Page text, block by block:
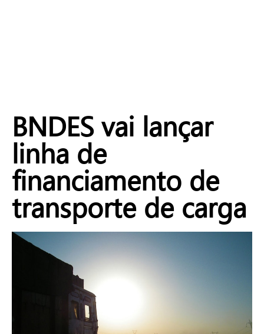
BNDES vai lançar
linha de
financiamento de
transporte de carga